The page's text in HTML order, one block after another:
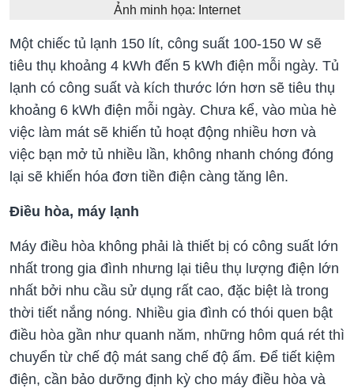
Ảnh minh họa: Internet
Một chiếc tủ lạnh 150 lít, công suất 100-150 W sẽ
tiêu thụ khoảng 4 kWh đến 5 kWh điện mỗi ngày. Tủ
lạnh có công suất và kích thước lớn hơn sẽ tiêu thụ
khoảng 6 kWh điện mỗi ngày. Chưa kể, vào mùa hè
việc làm mát sẽ khiến tủ hoạt động nhiều hơn và
việc bạn mở tủ nhiều lần, không nhanh chóng đóng
lại sẽ khiến hóa đơn tiền điện càng tăng lên.
Điều hòa, máy lạnh
Máy điều hòa không phải là thiết bị có công suất lớn
nhất trong gia đình nhưng lại tiêu thụ lượng điện lớn
nhất bởi nhu cầu sử dụng rất cao, đặc biệt là trong
thời tiết nắng nóng. Nhiều gia đình có thói quen bật
điều hòa gần như quanh năm, những hôm quá rét thì
chuyển từ chế độ mát sang chế độ ấm. Để tiết kiệm
điện, cần bảo dưỡng định kỳ cho máy điều hòa và